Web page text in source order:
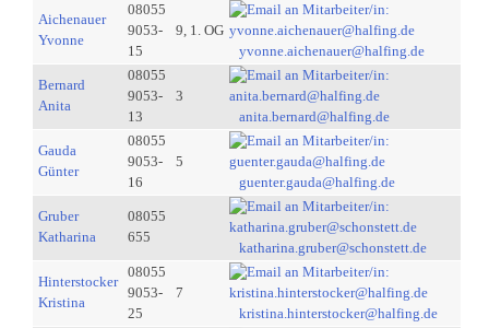
Aichenauer
Yvonne
08055
9053-
15
9, 1. OG
yvonne.aichenauer@halfing.de
Bernard
Anita
08055
9053-
13
3
anita.bernard@halfing.de
Gauda
Günter
08055
9053-
16
5
guenter.gauda@halfing.de
Gruber
Katharina
08055
655
katharina.gruber@schonstett.de
Hinterstocker
Kristina
08055
9053-
25
7
kristina.hinterstocker@halfing.de